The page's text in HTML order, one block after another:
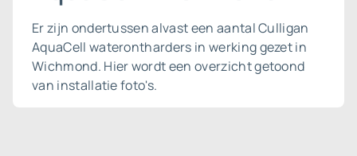
Er zijn ondertussen alvast een aantal Culligan
AquaCell waterontharders in werking gezet in
Wichmond. Hier wordt een overzicht getoond
van installatie foto's.